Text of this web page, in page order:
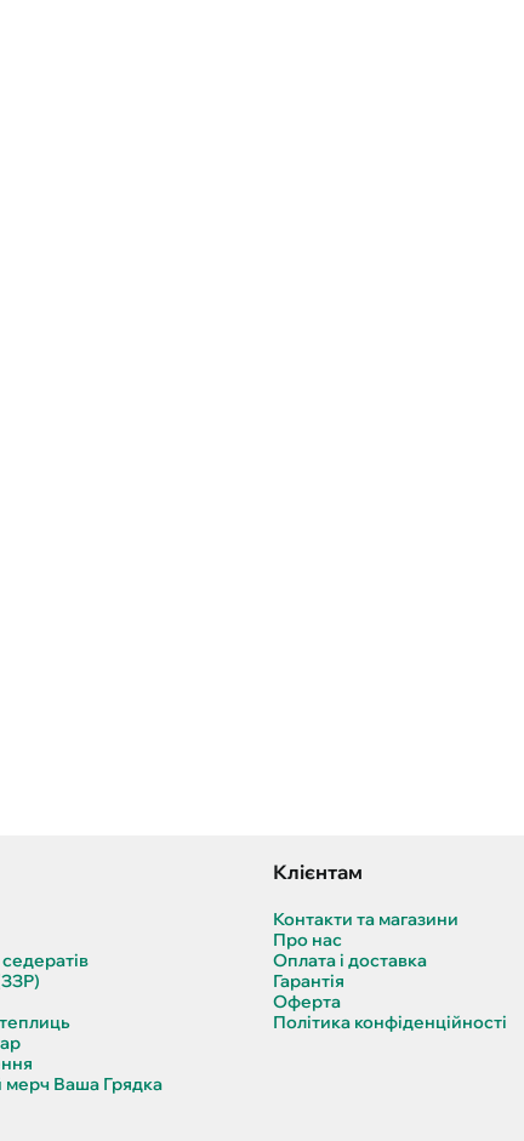
мерч Ваша Грядка
Клієнтам
Контакти та магазини
Про нас
Оплата і доставка
Гарантія
Оферта
Політика конфіденційності